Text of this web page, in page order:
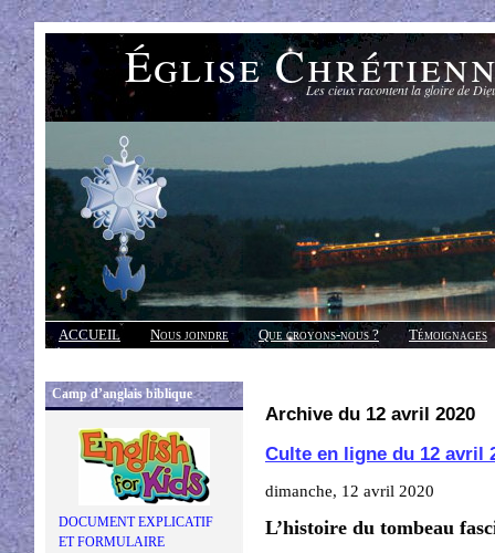
Église Les cieux racontent la gloire de
ACCUEIL Nous joindre Que croyons-nous ?
Témoignages
Réponses
Camp d’anglais biblique
DOCUMENT EXPLICATIF
ET FORMULAIRE
Archive du 12 avril 2020
Culte en ligne du 12 avril
dimanche, 12 avril 2020
L’histoire du tombeau